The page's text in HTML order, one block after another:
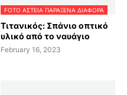
FOTO ΑΣΤΕΙΑ ΠΑΡΑΞΕΝΑ ΔΙΑΦΟΡΑ
Τιτανικός: Σπάνιο οπτικό
υλικό από το ναυάγιο
February 16, 2023